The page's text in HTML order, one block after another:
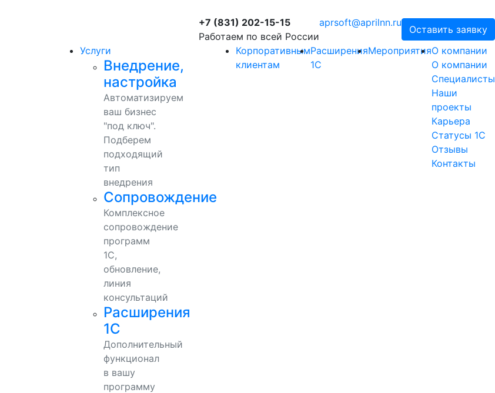
+7 (831) 202-15-15
Работаем по всей России
aprsoft@aprilnn.ru
Оставить заявку
Услуги
Внедрение,
настройка
Автоматизируем
ваш бизнес
"под ключ".
Подберем
подходящий
тип
внедрения
Сопровождение
Комплексное
сопровождение
программ
1С,
обновление,
линия
консультаций
Расширения
1С
Дополнительный
функционал
в вашу
программу
Корпоративным
клиентам
Расширения
1С
МероприятияО компании
О компании
Специалисты
Наши
проекты
Карьера
Статусы 1С
Отзывы
Контакты